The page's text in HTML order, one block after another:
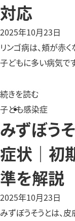
対応
2025年10月23日
リンゴ病は、頬が赤
子どもに多い病気で
続きを読む
子ども感染症
みずぼう
症状｜初
準を解説
2025年10月23日
みずぼうそうとは、